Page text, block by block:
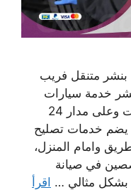
بنشر متنقل فريب
خدمة سيارات
متنقلة بالزهراء يصل اليك اينما كنت وعلى مدار 24
يضم خدمات تصليح
وامام المنزل،
في صيانة
بشكل مثالي … اقرأ